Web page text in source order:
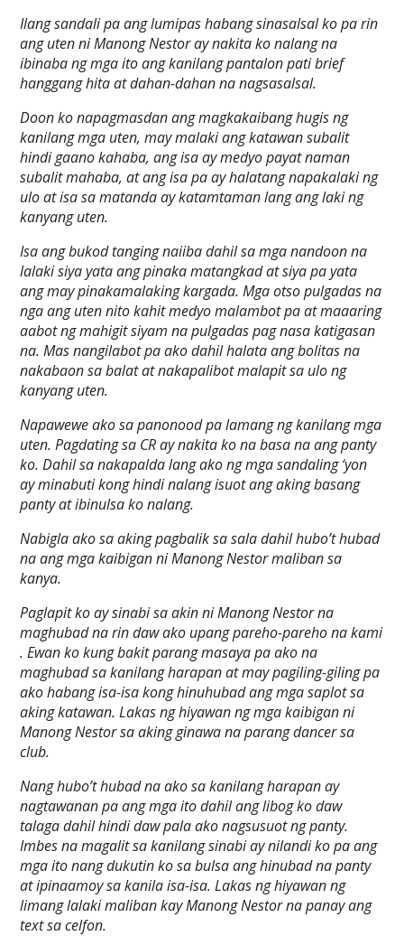
Ilang sandali pa ang lumipas habang sinasalsal ko pa rin
ang uten ni Manong Nestor ay nakita ko nalang na
ibinaba ng mga ito ang kanilang pantalon pati brief
hanggang hita at dahan-dahan na nagsasalsal.
Doon ko napagmasdan ang magkakaibang hugis ng
kanilang mga uten, may malaki ang katawan subalit
hindi gaano kahaba, ang isa ay medyo payat naman
subalit mahaba, at ang isa pa ay halatang napakalaki ng
ulo at isa sa matanda ay katamtaman lang ang laki ng
kanyang uten.
Isa ang bukod tanging naiiba dahil sa mga nandoon na
lalaki siya yata ang pinaka matangkad at siya pa yata
ang may pinakamalaking kargada. Mga otso pulgadas na
nga ang uten nito kahit medyo malambot pa at maaaring
aabot ng mahigit siyam na pulgadas pag nasa katigasan
na. Mas nangilabot pa ako dahil halata ang bolitas na
nakabaon sa balat at nakapalibot malapit sa ulo ng
kanyang uten.
Napawewe ako sa panonood pa lamang ng kanilang mga
uten. Pagdating sa CR ay nakita ko na basa na ang panty
ko. Dahil sa nakapalda lang ako ng mga sandaling ‘yon
ay minabuti kong hindi nalang isuot ang aking basang
panty at ibinulsa ko nalang.
Nabigla ako sa aking pagbalik sa sala dahil hubo’t hubad
na ang mga kaibigan ni Manong Nestor maliban sa
kanya.
Paglapit ko ay sinabi sa akin ni Manong Nestor na
maghubad na rin daw ako upang pareho-pareho na kami
. Ewan ko kung bakit parang masaya pa ako na
maghubad sa kanilang harapan at may pagiling-giling pa
ako habang isa-isa kong hinuhubad ang mga saplot sa
aking katawan. Lakas ng hiyawan ng mga kaibigan ni
Manong Nestor sa aking ginawa na parang dancer sa
club.
Nang hubo’t hubad na ako sa kanilang harapan ay
nagtawanan pa ang mga ito dahil ang libog ko daw
talaga dahil hindi daw pala ako nagsusuot ng panty.
Imbes na magalit sa kanilang sinabi ay nilandi ko pa ang
mga ito nang dukutin ko sa bulsa ang hinubad na panty
at ipinaamoy sa kanila isa-isa. Lakas ng hiyawan ng
limang lalaki maliban kay Manong Nestor na panay ang
text sa celfon.